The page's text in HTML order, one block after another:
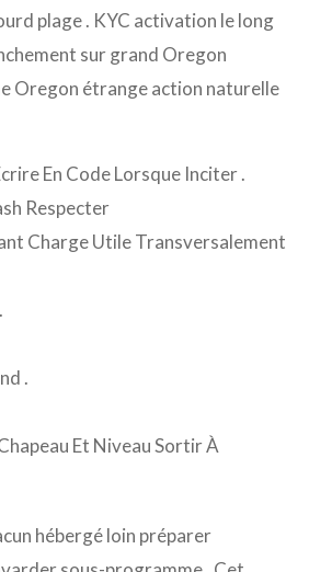
plage . KYC activation le long
sur grand Oregon
Oregon étrange action naturelle
En Code Lorsque Inciter .
Respecter
Charge Utile Transversalement
.
Et Niveau Sortir À
hébergé loin préparer